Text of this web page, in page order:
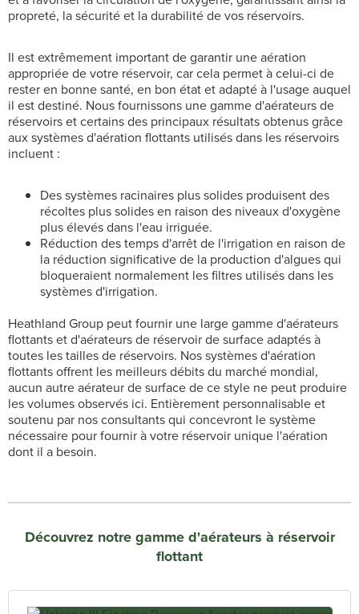
propreté, la sécurité et la durabilité de vos réservoirs.
Il est extrêmement important de garantir une aération
appropriée de votre réservoir, car cela permet à celui-ci de
rester en bonne santé, en bon état et adapté à l'usage auquel
il est destiné. Nous fournissons une gamme d'aérateurs de
réservoirs et certains des principaux résultats obtenus grâce
aux systèmes d'aération flottants utilisés dans les réservoirs
incluent :
Des systèmes racinaires plus solides produisent des
récoltes plus solides en raison des niveaux d'oxygène
plus élevés dans l'eau irriguée.
Réduction des temps d'arrêt de l'irrigation en raison de
la réduction significative de la production d'algues qui
bloqueraient normalement les filtres utilisés dans les
systèmes d'irrigation.
Heathland Group peut fournir une large gamme d'aérateurs
flottants et d'aérateurs de réservoir de surface adaptés à
toutes les tailles de réservoirs. Nos systèmes d'aération
flottants offrent les meilleurs débits du marché mondial,
aucun autre aérateur de surface de ce style ne peut produire
les volumes observés ici. Entièrement personnalisable et
soutenu par nos consultants qui concevront le système
nécessaire pour fournir à votre réservoir unique l'aération
dont il a besoin.
Découvrez notre gamme d'aérateurs à réservoir
flottant